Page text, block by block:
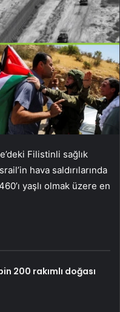
Filistinli sağlık
hava saldırılarında
yaşlı olmak üzere en
200 rakımlı doğası